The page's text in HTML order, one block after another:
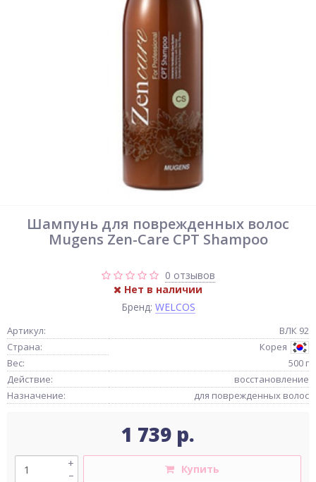
Шампунь для поврежденных волос
Mugens Zen-Care CPT Shampoo
0 отзывов
Нет в наличии
Бренд: WELCOS
Артикул:
ВЛК 92
Страна:
Корея
Вес:
500 г
Действие:
восстановление
Назначение:
для поврежденных волос
1 739 р.
–
+
Купить